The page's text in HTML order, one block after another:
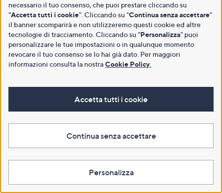
necessario il tuo consenso, che puoi prestare cliccando su
"Accetta tutti i cookie". Cliccando su "Continua senza accettare"
il banner scomparirà e non utilizzeremo questi cookie ed altre
tecnologie di tracciamento. Cliccando su "Personalizza" puoi
personalizzare le tue impostazioni o in qualunque momento
revocare il tuo consenso se lo hai già dato. Per maggiori
informazioni consulta la nostraCookie Policy
Accetta tutti i cookie
Continua senza accettare
Personalizza